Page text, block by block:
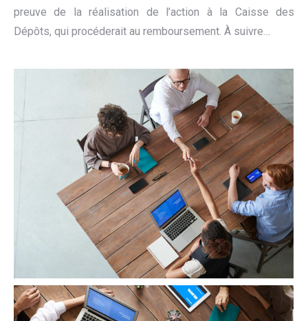
preuve de la réalisation de l’action à la Caisse des
Dépôts, qui procéderait au remboursement. À suivre…